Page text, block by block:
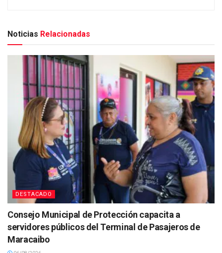
Noticias Relacionadas
DESTACADO
Consejo Municipal de Protección capacita a
servidores públicos del Terminal de Pasajeros de
Maracaibo